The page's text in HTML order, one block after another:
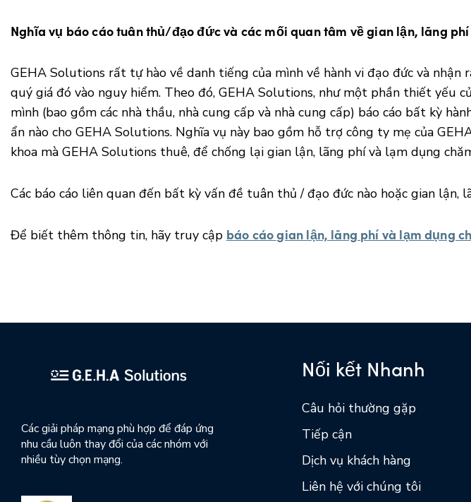
Nghĩa vụ báo cáo tuân thủ/đạo đức và các mối quan tâm về gian lận, lãng
GEHA Solutions rất tự hào về danh tiếng của mình về hành vi đạo đức và
quý giá đó vào nguy hiểm. Theo đó, GEHA Solutions, như một phần thiết yếu
mình (bao gồm các nhà thầu, nhà cung cấp và nhà cung cấp) báo cáo bất kỳ
ẩn nào cho GEHA Solutions. Nghĩa vụ này bao gồm hỗ trợ công ty mẹ của
khoa mà GEHA Solutions thuê, để chống lại gian lận, lãng phí và lạm dụng
Các báo cáo liên quan đến bất kỳ vấn đề tuân thủ / đạo đức nào hoặc gian
Để biết thêm thông tin, hãy truy cập báo cáo gian lận, lãng phí và lạm dụng
Các giải pháp mạng phù hợp để đáp ứng
nhu cầu luôn thay đổi của các nhóm với
nhiều tùy chọn mạng.
Nối kết Nhanh
Câu hỏi thường gặp
Tiếp cận
Dịch vụ khách hàng
Liên hệ với chúng tôi